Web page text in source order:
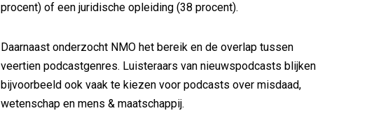
procent) of een juridische opleiding (38 procent).
Daarnaast onderzocht NMO het bereik en de overlap tussen
veertien podcastgenres. Luisteraars van nieuwspodcasts blijken
bijvoorbeeld ook vaak te kiezen voor podcasts over misdaad,
wetenschap en mens & maatschappij.